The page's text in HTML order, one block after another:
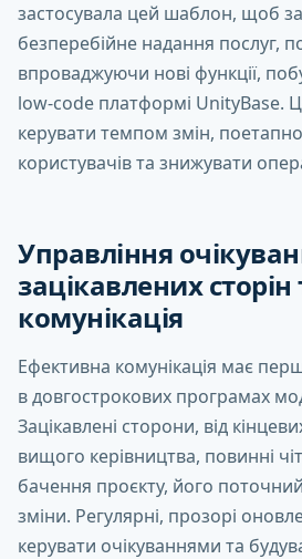
застосувала цей шаблон, щоб
безперебійне надання послуг,
впроваджуючи нові функції,
low-code платформі UnityBase.
керувати темпом змін,
користувачів та знижувати
Управління
зацікавлених сторін
комунікація
Ефективна комунікація має
в довгострокових програмах
Зацікавлені сторони, від
вищого керівництва, повинні
бачення проєкту, його
зміни. Регулярні, прозорі
керувати очікуваннями та